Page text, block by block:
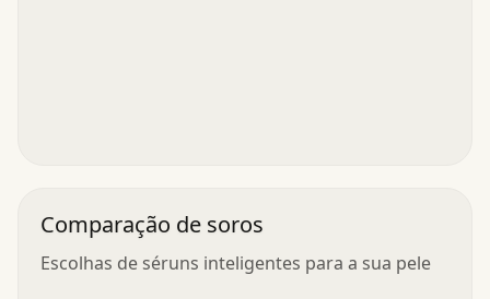
Comparação de soros
Escolhas de séruns inteligentes para a sua pele